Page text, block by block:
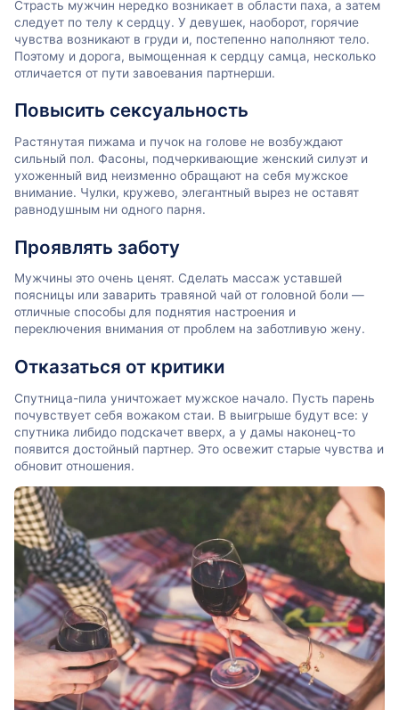
Страсть мужчин нередко возникает в области паха, а затем
следует по телу к сердцу. У девушек, наоборот, горячие
чувства возникают в груди и, постепенно наполняют тело.
Поэтому и дорога, вымощенная к сердцу самца, несколько
отличается от пути завоевания партнерши.
Повысить сексуальность
Растянутая пижама и пучок на голове не возбуждают
сильный пол. Фасоны, подчеркивающие женский силуэт и
ухоженный вид неизменно обращают на себя мужское
внимание. Чулки, кружево, элегантный вырез не оставят
равнодушным ни одного парня.
Проявлять заботу
Мужчины это очень ценят. Сделать массаж уставшей
поясницы или заварить травяной чай от головной боли —
отличные способы для поднятия настроения и
переключения внимания от проблем на заботливую жену.
Отказаться от критики
Спутница-пила уничтожает мужское начало. Пусть парень
почувствует себя вожаком стаи. В выигрыше будут все: у
спутника либидо подскачет вверх, а у дамы наконец-то
появится достойный партнер. Это освежит старые чувства и
обновит отношения.